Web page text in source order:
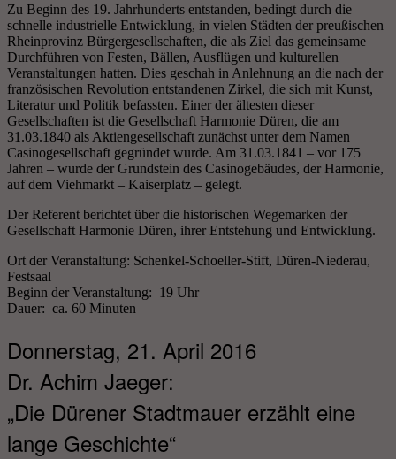
Zu Beginn des 19. Jahrhunderts entstanden, bedingt durch die
schnelle industrielle Entwicklung, in vielen Städten der preußischen
Rheinprovinz Bürgergesellschaften, die als Ziel das gemeinsame
Durchführen von Festen, Bällen, Ausflügen und kulturellen
Veranstaltungen hatten. Dies geschah in Anlehnung an die nach der
französischen Revolution entstandenen Zirkel, die sich mit Kunst,
Literatur und Politik befassten. Einer der ältesten dieser
Gesellschaften ist die Gesellschaft Harmonie Düren, die am
31.03.1840 als Aktiengesellschaft zunächst unter dem Namen
Casinogesellschaft gegründet wurde. Am 31.03.1841 – vor 175
Jahren – wurde der Grundstein des Casinogebäudes, der Harmonie,
auf dem Viehmarkt – Kaiserplatz – gelegt.
Der Referent berichtet über die historischen Wegemarken der
Gesellschaft Harmonie Düren, ihrer Entstehung und Entwicklung.
Ort der Veranstaltung: Schenkel-Schoeller-Stift, Düren-Niederau,
Festsaal
Beginn der Veranstaltung: 19 Uhr
Dauer: ca. 60 Minuten
Donnerstag, 21. April 2016
Dr. Achim Jaeger:
„Die Dürener Stadtmauer erzählt eine
lange Geschichte“